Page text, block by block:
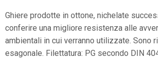
Ghiere prodotte in ottone, nichelate
conferire una migliore resistenza alle
ambientali in cui verranno utilizzate. Sono
esagonale. Filettatura: PG secondo DIN